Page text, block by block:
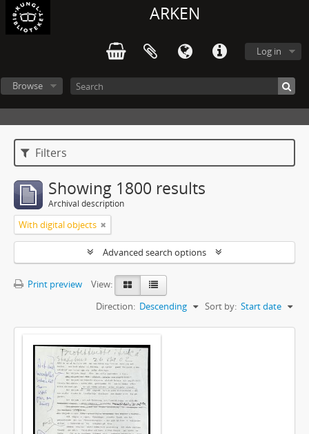
ARKEN
Log in
Browse
Filters
Showing 1800 results
Archival description
With digital objects
Advanced search options
Print preview
View:
Sort by: Start date
Direction: Descending